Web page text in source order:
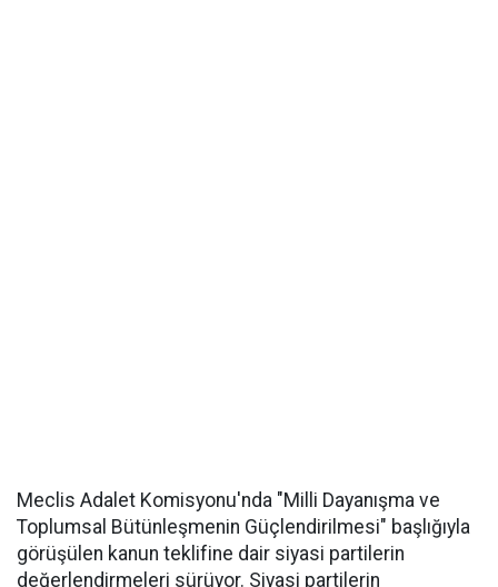
Meclis Adalet Komisyonu'nda "Milli Dayanışma ve
Toplumsal Bütünleşmenin Güçlendirilmesi" başlığıyla
görüşülen kanun teklifine dair siyasi partilerin
değerlendirmeleri sürüyor. Siyasi partilerin